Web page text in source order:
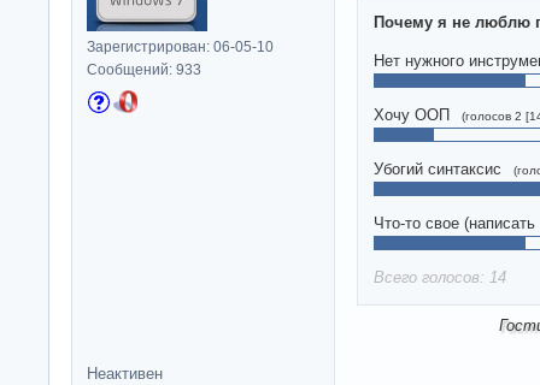
Зарегистрирован: 06-05-10
Сообщений: 933
Почему я не люблю
Нет нужного
Хочу ООП (голосов 2
Убогий синтаксис
Что-то свое
Всего голосов: 14
Неактивен